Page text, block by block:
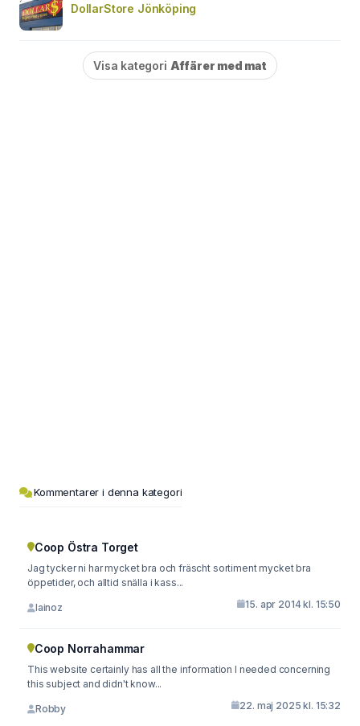
DollarStore Jönköping
Visa kategori Affärer med mat
Kommentarer i denna kategori
Coop Östra Torget
Jag tycker ni har mycket bra och fräscht sortiment mycket bra
öppetider, och alltid snälla i kass...
lainoz 15. apr 2014 kl. 15:50
Coop Norrahammar
This website certainly has all the information I needed concerning
this subject and didn't know...
Robby 22. maj 2025 kl. 15:32